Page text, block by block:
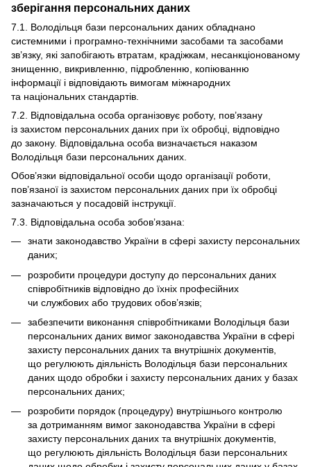
зберігання персональних даних
7.1. Володільця бази персональних даних обладнано
системними і програмно-технічними засобами та засобами
зв’язку, які запобігають втратам, крадіжкам, несанкціонованому
знищенню, викривленню, підробленню, копіюванню
інформації і відповідають вимогам міжнародних
та національних стандартів.
7.2. Відповідальна особа організовує роботу, пов’язану
із захистом персональних даних при їх обробці, відповідно
до закону. Відповідальна особа визначається наказом
Володільця бази персональних даних.
Обов’язки відповідальної особи щодо організації роботи,
пов’язаної із захистом персональних даних при їх обробці
зазначаються у посадовій інструкції.
7.3. Відповідальна особа зобов’язана:
знати законодавство України в сфері захисту персональних
даних;
розробити процедури доступу до персональних даних
співробітників відповідно до їхніх професійних
чи службових або трудових обов’язків;
забезпечити виконання співробітниками Володільця бази
персональних даних вимог законодавства України в сфері
захисту персональних даних та внутрішніх документів,
що регулюють діяльність Володільця бази персональних
даних щодо обробки і захисту персональних даних у базах
персональних даних;
розробити порядок (процедуру) внутрішнього контролю
за дотриманням вимог законодавства України в сфері
захисту персональних даних та внутрішніх документів,
що регулюють діяльність Володільця бази персональних